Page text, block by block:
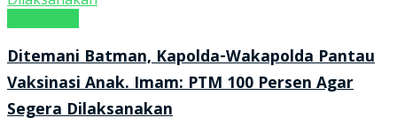
Ditemani Batman, Kapolda-Wakapolda Pantau
Vaksinasi Anak. Imam: PTM 100 Persen Agar
Segera Dilaksanakan